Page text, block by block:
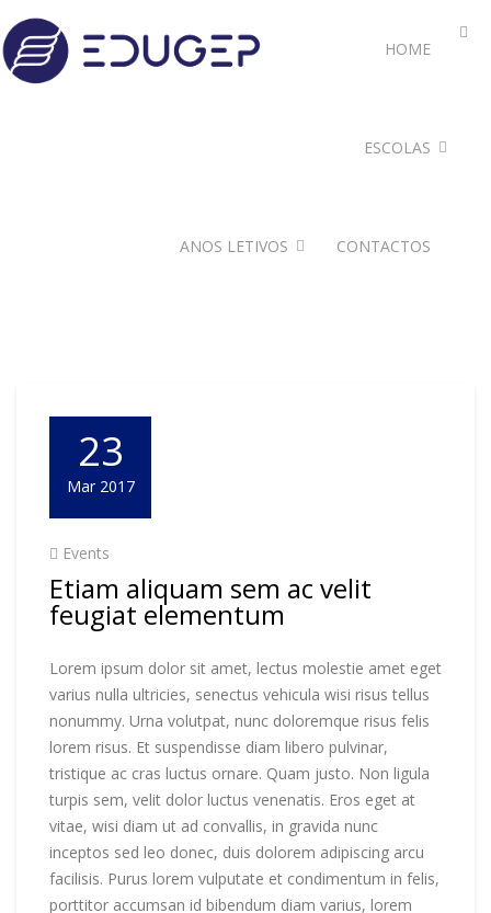
HOME
ESCOLAS
ANOS LETIVOS CONTACTOS
23
Mar 2017
Events
Etiam aliquam sem ac velit
feugiat elementum
Lorem ipsum dolor sit amet, lectus molestie amet eget
varius nulla ultricies, senectus vehicula wisi risus tellus
nonummy. Urna volutpat, nunc doloremque risus felis
lorem risus. Et suspendisse diam libero pulvinar,
tristique ac cras luctus ornare. Quam justo. Non ligula
turpis sem, velit dolor luctus venenatis. Eros eget at
vitae, wisi diam ut ad convallis, in gravida nunc
inceptos sed leo donec, duis dolorem adipiscing arcu
facilisis. Purus lorem vulputate et condimentum in felis,
porttitor accumsan id bibendum diam varius, lorem